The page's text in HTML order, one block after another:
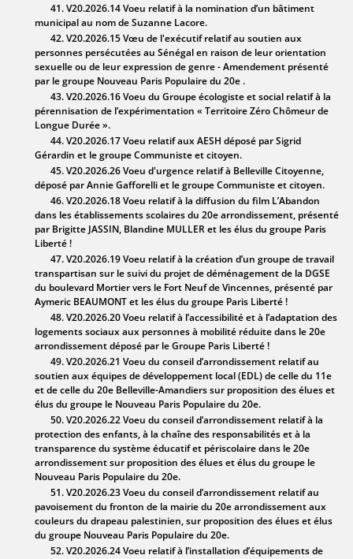
41. V20.2026.14 Voeu relatif à la nomination d’un bâtiment
municipal au nom de Suzanne Lacore.
42. V20.2026.15 Vœu de l'exécutif relatif au soutien aux
personnes persécutées au Sénégal en raison de leur orientation
sexuelle ou de leur expression de genre - Amendement présenté
par le groupe Nouveau Paris Populaire du 20e .
43. V20.2026.16 Voeu du Groupe écologiste et social relatif à la
pérennisation de l’expérimentation « Territoire Zéro Chômeur de
Longue Durée ».
44. V20.2026.17 Voeu relatif aux AESH déposé par Sigrid
Gérardin et le groupe Communiste et citoyen.
45. V20.2026.26 Voeu d'urgence relatif à Belleville Citoyenne,
déposé par Annie Gafforelli et le groupe Communiste et citoyen.
46. V20.2026.18 Voeu relatif à la diffusion du film L’Abandon
dans les établissements scolaires du 20e arrondissement, présenté
par Brigitte JASSIN, Blandine MULLER et les élus du groupe Paris
Liberté !
47. V20.2026.19 Voeu relatif à la création d’un groupe de travail
transpartisan sur le suivi du projet de déménagement de la DGSE
du boulevard Mortier vers le Fort Neuf de Vincennes, présenté par
Aymeric BEAUMONT et les élus du groupe Paris Liberté !
48. V20.2026.20 Voeu relatif à l’accessibilité et à l’adaptation des
logements sociaux aux personnes à mobilité réduite dans le 20e
arrondissement déposé par le Groupe Paris Liberté !
49. V20.2026.21 Voeu du conseil d’arrondissement relatif au
soutien aux équipes de développement local (EDL) de celle du 11e
et de celle du 20e Belleville-Amandiers sur proposition des élues et
élus du groupe le Nouveau Paris Populaire du 20e.
50. V20.2026.22 Voeu du conseil d’arrondissement relatif à la
protection des enfants, à la chaîne des responsabilités et à la
transparence du système éducatif et périscolaire dans le 20e
arrondissement sur proposition des élues et élus du groupe le
Nouveau Paris Populaire du 20e.
51. V20.2026.23 Voeu du conseil d’arrondissement relatif au
pavoisement du fronton de la mairie du 20e arrondissement aux
couleurs du drapeau palestinien, sur proposition des élues et élus
du groupe Nouveau Paris Populaire du 20e.
52. V20.2026.24 Voeu relatif à l’installation d’équipements de